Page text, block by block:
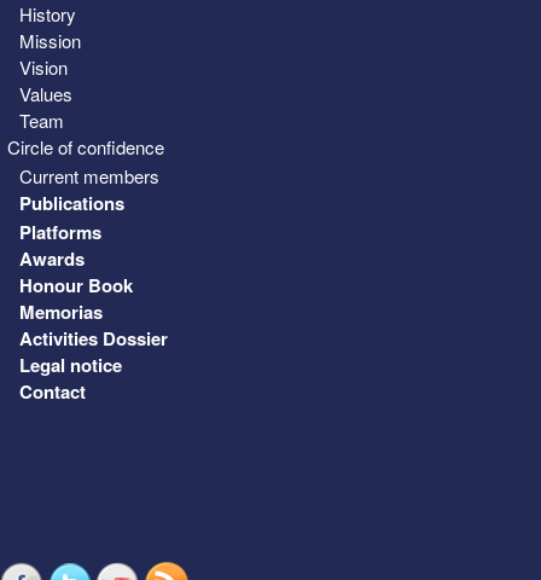
History
Mission
Vision
Values
Team
Circle of confidence
Current members
Publications
Platforms
Awards
Honour Book
Memorias
Activities Dossier
Legal notice
Contact